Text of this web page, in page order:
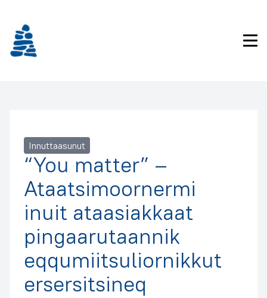
Innuttaasunut
“You matter” –
Ataatsimoornermi
inuit ataasiakkaat
pingaarutaannik
eqqumiitsuliornikkut
ersersitsineq